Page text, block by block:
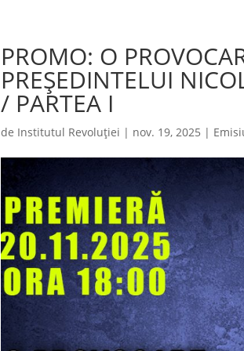
PROMO: O
PREȘEDINTELUI
/ PARTEA I
de Institutul Revoluției | nov. 19, 2025 |